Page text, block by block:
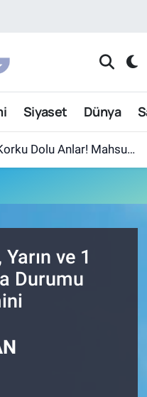
Siyaset Dünya
Mahsur Kalanlar Kurtarıldı
ve 1
Durumu